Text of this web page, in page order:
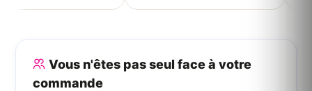
Vous n'êtes pas seul face à votre
commande